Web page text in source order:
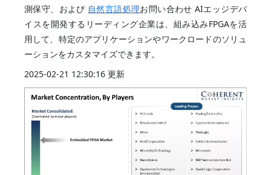
測保守、および 自然言語処理お問い合わせ AIエッジデバ
イスを開発するリーディング企業は、組み込みFPGAを活
用して、特定のアプリケーションやワークロードのソリュ
ーションをカスタマイズできます。
2025-02-21 12:30:16 更新